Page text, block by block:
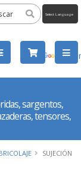
by
sargentos,
tensores,
SUJECIÓN